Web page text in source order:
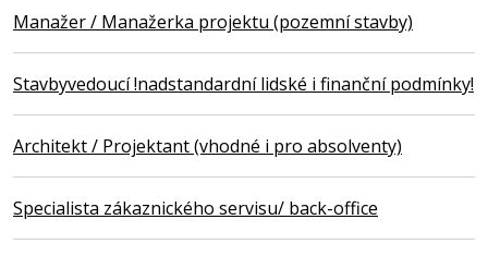
Manažer / Manažerka projektu (pozemní stavby)
Stavbyvedoucí !nadstandardní lidské i finanční podmínky!
Architekt / Projektant (vhodné i pro absolventy)
Specialista zákaznického servisu/ back-office